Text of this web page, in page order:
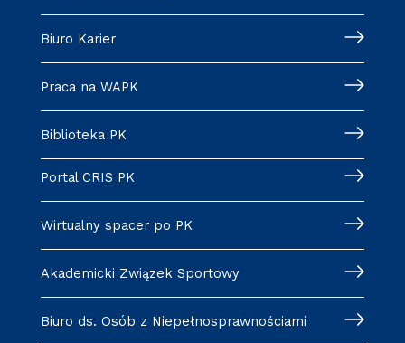
Biuro Karier
Praca na WAPK
Biblioteka PK
Portal CRIS PK
Wirtualny spacer po PK
Akademicki Związek Sportowy
Biuro ds. Osób z Niepełnosprawnościami